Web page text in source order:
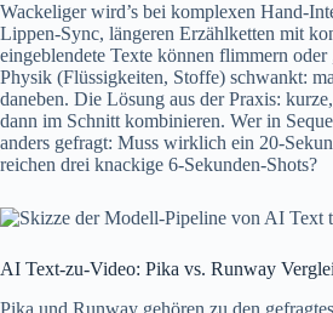
Wackeliger wird’s bei komplexen Hand-
Lippen-Sync, längeren Erzählketten mit
eingeblendete Texte können flimmern oder
Physik (Flüssigkeiten, Stoffe) schwankt:
daneben. Die Lösung aus der Praxis:
dann im Schnitt kombinieren. Wer in
anders gefragt: Muss wirklich ein 20-
reichen drei knackige 6-Sekunden-Shots?
AI Text-zu-Video: Pika vs. Runway
Pika und Runway gehören zu den